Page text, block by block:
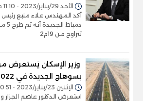
الأحد 29/يناير/2023 - 11:10 ص
أكد المهندس علاء منيع رئيس
تتراوح من 19م2
وزير الإسكان يَستعرض
بسوهاج الجديدة في 2022 (صور)
الإثنين 23/يناير/2023 - 10:51 ص
استعرض الدكتور عاصم الجزار